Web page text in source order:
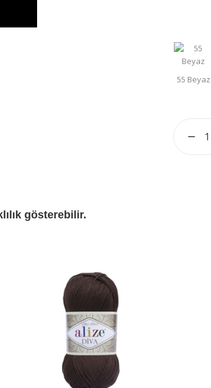
gösterebilir.